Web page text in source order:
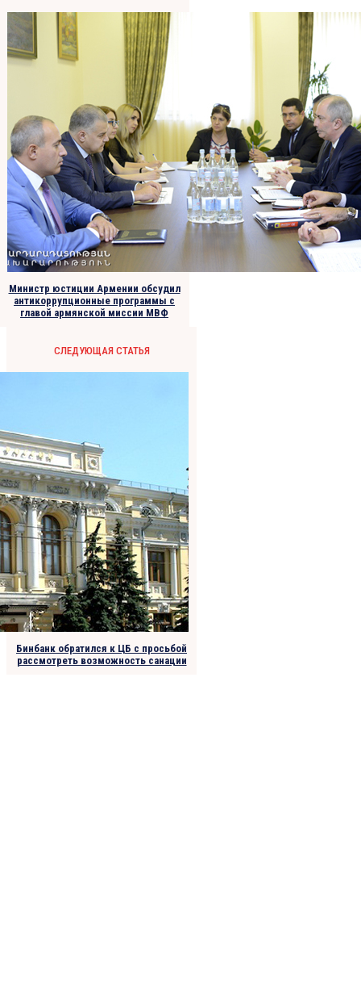
Министр юстиции Армении обсудил
антикоррупционные программы с
главой армянской миссии МВФ
СЛЕДУЮЩАЯ СТАТЬЯ
Бинбанк обратился к ЦБ с просьбой
рассмотреть возможность санации